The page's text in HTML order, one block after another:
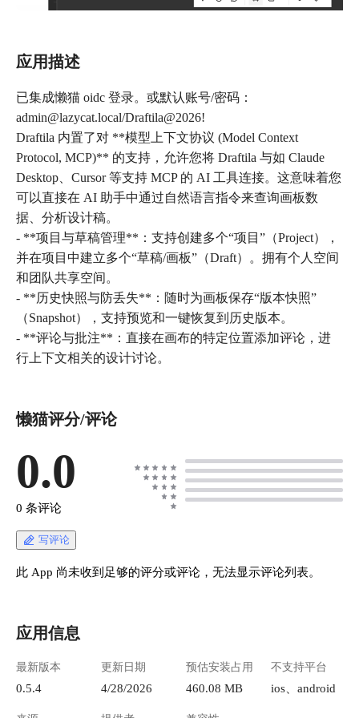
应用描述
已集成懒猫 oidc 登录。或默认账号/密码：
admin@lazycat.local/Draftila@2026!
Draftila 内置了对 **模型上下文协议 (Model Context
Protocol, MCP)** 的支持，允许您将 Draftila 与如 Claude
Desktop、Cursor 等支持 MCP 的 AI 工具连接。这意味着您
可以直接在 AI 助手中通过自然语言指令来查询画板数
据、分析设计稿。
- **项目与草稿管理**：支持创建多个“项目”（Project），
并在项目中建立多个“草稿/画板”（Draft）。拥有个人空间
和团队共享空间。
- **历史快照与防丢失**：随时为画板保存“版本快照”
（Snapshot），支持预览和一键恢复到历史版本。
- **评论与批注**：直接在画布的特定位置添加评论，进
行上下文相关的设计讨论。
懒猫评分/评论
0.0
0 条评论
写评论
此 App 尚未收到足够的评分或评论，无法显示评论列表。
应用信息
最新版本
0.5.4
更新日期
4/28/2026
预估安装占用
460.08 MB
不支持平台
ios、android